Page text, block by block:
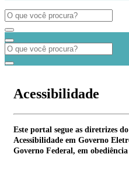
Acessibilidade
Este portal segue as diretrizes
Acessibilidade em Governo
Governo Federal, em